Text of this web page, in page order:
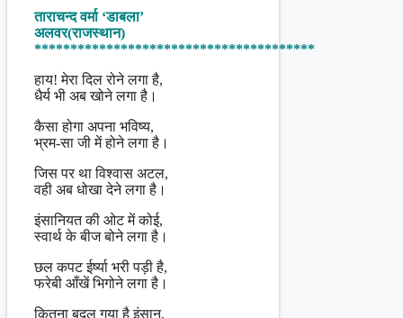
Share
ताराचन्द वर्मा ‘डाबला’
अलवर(राजस्थान)
***************************************
हाय! मेरा दिल रोने लगा है,
धैर्य भी अब खोने लगा है।
कैसा होगा अपना भविष्य,
भ्रम-सा जी में होने लगा है।
जिस पर था विश्वास अटल,
वही अब धोखा देने लगा है।
इंसानियत की ओट में कोई,
स्वार्थ के बीज बोने लगा है।
छल कपट ईर्ष्या भरी पड़ी है,
फरेबी आँखें भिगोने लगा है।
कितना बदल गया है इंसान,